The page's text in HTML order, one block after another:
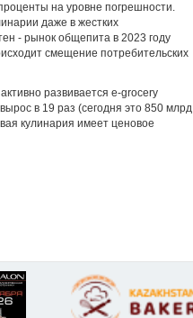
на уровне погрешности.
даже в жестких
- рынок общепита в 2023 году
смещение потребительских
развивается е-grocery
в 19 раз (сегодня это 850 млрд
кулинария имеет ценовое